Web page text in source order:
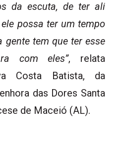
da escuta, de ter ali
possa ter um tempo
gente tem que ter esse
com eles”, relata
Costa Batista, da
das Dores Santa
de Maceió (AL).